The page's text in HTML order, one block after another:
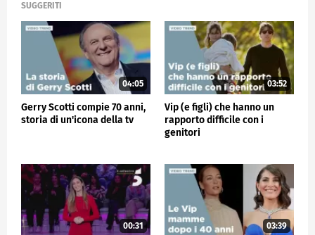
SUGGERITI
04:05
Gerry Scotti compie 70 anni,
storia di un'icona della tv
03:52
Vip (e figli) che hanno un
rapporto difficile con i
genitori
00:31 03:39